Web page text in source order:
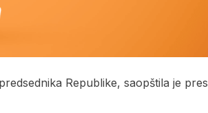
Republike, saopštila je pres